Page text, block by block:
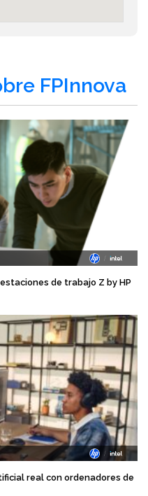
FPInnova
de trabajo Z by HP
real con ordenadores de